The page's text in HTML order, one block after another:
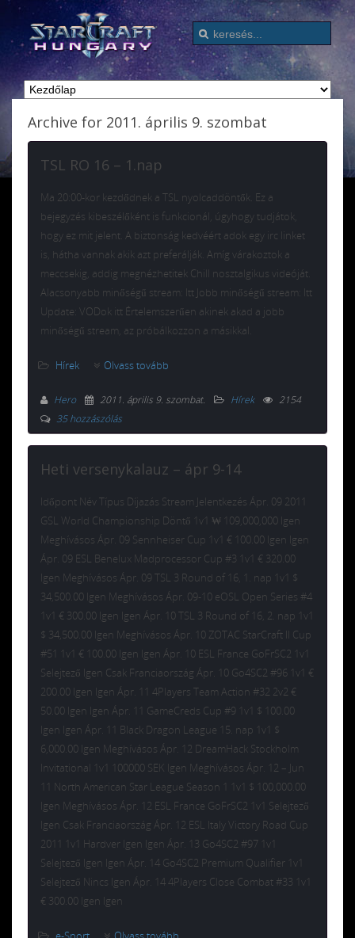
Archive for 2011. április 9. szombat
TSL RO 16 – 1.nap
Ma 20:00-kor kezdődnek a TSL nyolcaddöntők. Ez a
bejegyzés kibeszélőként is funkcionál, úgyhogy tudjátok,
hogy ez mit jelent. A biztonság kedvéért adok egy irc linket
is, hátha vannak akik azt preferálják. Amíg várakoztok a
meccsekig, addig megnézhetitek Chill nosztalgikus videóját.
Alacsonyabb minőségű stream: Itt Jobb minőségű stream: Itt
Update: VODok itt Értelemszerűen akinek akad a jobb
minőségű stream, az próbálkozzon a másikkal.
Hírek Olvass tovább
Hero 2011. április 9. szombat. Hírek
2154
35 hozzászólás
Heti versenykalauz – ápr 9-14
Időpont Név Típus Díjazás Stream Jelentkezés Ápr. 09 2011
GSL World Championship Döntő 1v1 ₩ 109,000,000 Igen
Meghívásos Ápr. 09 Sennheiser Cup 1v1 € 100.00 Igen Igen
Ápr. 09 ESL Benelux Madprocessor Cup #3 1v1 € 320.00
Igen Meghívásos Ápr. 09 TSL 3 Round of 16, 1. nap 1v1 $
34,500.00 Igen Meghívásos Ápr. 09-10 eOSL Open Series #4
1v1 € 300.00 Igen Igen Ápr. 10 TSL 3 Round of 16, 2. nap 1v1
$ 34,500.00 Igen Meghívásos Ápr. 10 ZOTAC StarCraft II Cup
#51 1v1 € 100.00 Igen Igen Ápr. 10 ESL France GoFrSC2 1v1
Selejtező Igen Csak Franciaország Ápr. 10 Go4SC2 #96 1v1 €
200.00 Igen Igen Ápr. 11 4Players Team Action #32 2v2 €
50.00 Igen Igen Ápr. 11 GameCreds Cup #9 1v1 $ 100.00
Igen Igen Ápr. 11 Black Dragon League 15. nap 1v1 $
6,000.00 Igen Meghívásos Ápr. 12 DreamHack Stockholm
Invitational 1v1 100000 SEK Igen Meghívásos Ápr. 12 – Jun
11 North American Star League Season 1 1v1 $ 100,000.00
Igen Meghívásos Ápr. 12 ESL France GoFrSC2 1v1 Selejtező
Igen Csak Franciaország Ápr. 12 ESL Italy Victory Road Cup
2011 1v1 Hardver Igen Igen Ápr. 13 Go4SC2 #97 1v1
Selejtező Igen Igen Ápr. 14 Go4SC2 Premium Qualifier 1v1
Selejtező Nincs Igen Ápr. 14 4Players Close Combat #33 1v1
€ 300.00 Igen Igen